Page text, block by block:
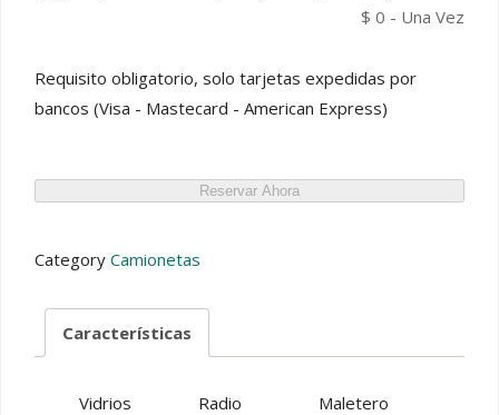
$ 0 - Una Vez
Requisito obligatorio, solo tarjetas expedidas por
bancos (Visa - Mastecard - American Express)
Reservar Ahora
Category Camionetas
Características
Vidrios
Radio
Maletero